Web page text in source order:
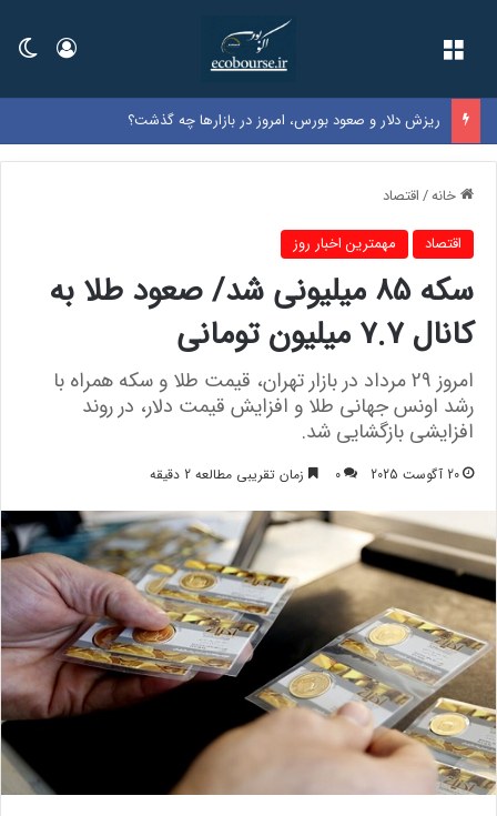
ورود
ریزش دلار و صعود بورس، امروز در بازارها چه گذشت؟
خانه/اقتصاد
اقتصاد مهمترین اخبار روز
سکه 85 میلیونی شد/ صعود طلا به
کانال 7.7 میلیون تومانی
امروز 29 مرداد در بازار تهران، قیمت طلا و سکه همراه با
رشد اونس جهانی طلا و افزایش قیمت دلار، در روند
افزایشی بازگشایی شد.
20 آگوست 2025 0 زمان تقریبی مطالعه 2 دقیقه